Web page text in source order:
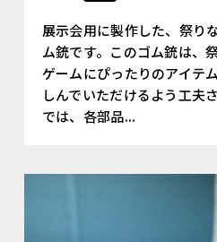
展示会用に製作した、祭り
ム銃です。このゴム銃は、
ゲームにぴったりのアイテ
しんでいただけるよう工夫
では、各部品...